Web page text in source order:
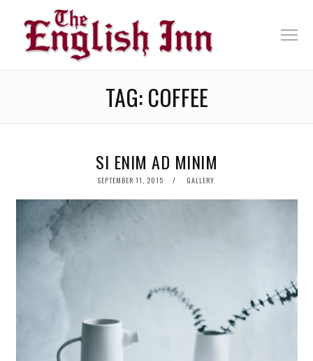
TAG:COFFEE
SI ENIM AD MINIM
POSTED
SEPTEMBER 11, 2015 GALLERY